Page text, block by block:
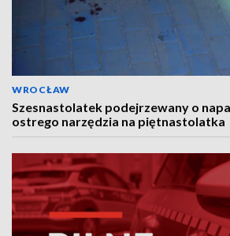
WROCŁAW
Szesnastolatek podejrzewany o
ostrego narzędzia na piętnastolatka